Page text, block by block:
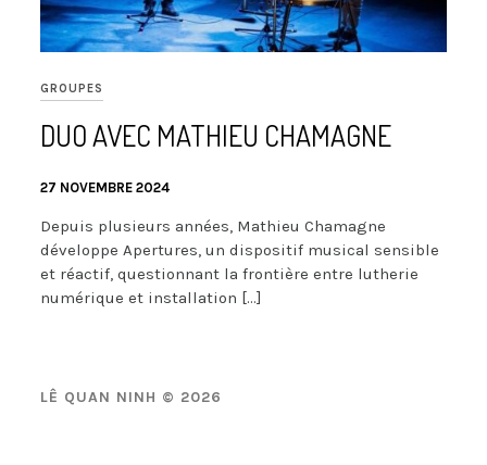
GROUPES
DUO AVEC MATHIEU CHAMAGNE
27 NOVEMBRE 2024
Depuis plusieurs années, Mathieu Chamagne
développe Apertures, un dispositif musical sensible
et réactif, questionnant la frontière entre lutherie
numérique et installation […]
LÊ QUAN NINH © 2026